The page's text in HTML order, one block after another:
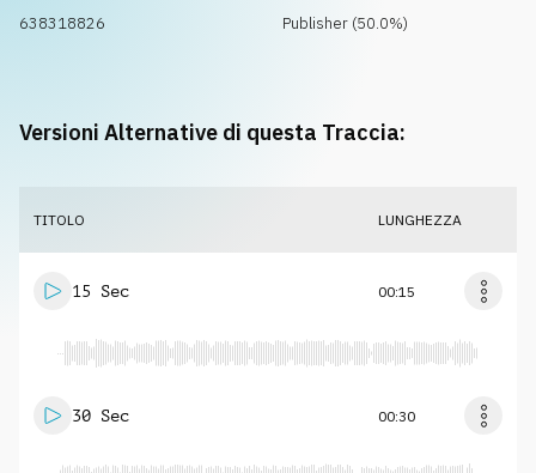
638318826
Publisher (50.0%)
Versioni Alternative di questa Traccia:
TITOLO LUNGHEZZA
15 Sec 00:15
30 Sec 00:30